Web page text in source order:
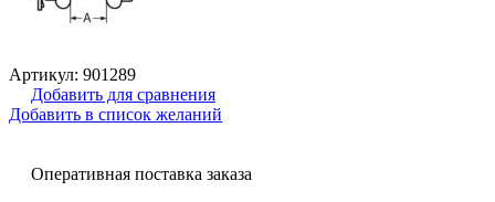
Артикул: 901289
Добавить для сравнения
Добавить в список желаний
Оперативная поставка заказа